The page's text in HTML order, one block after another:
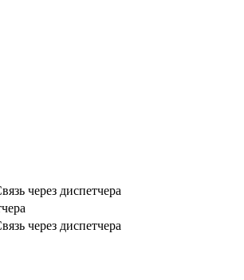
через диспетчера
через диспетчера